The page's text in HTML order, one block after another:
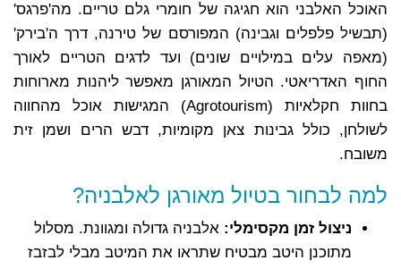
האוכל האלבני הוא חגיגה של חומרי גלם טריים. מה'פרגס'
(תבשיל פלפלים וגבינה) המפורסם של טירנה, דרך ה'בירק'
(מאפה עלים במילויים שונים) ועד לדגים הטריים לאורך
החוף האדריאטי. הטיול המאורגן מאפשר ליהנות מארוחות
בחוות חקלאיות (Agrotourism) המגישות אוכל מהחווה
לשולחן, כולל גבינות צאן מקומיות, דבש הרים ושמן זית
משובח.
למה לבחור בטיול מאורגן לאלבניה?
ניצול זמן מקסימלי: אלבניה גדולה ומגוונת. מסלול
מתוכנן היטב מבטיח שתראו את המיטב מבלי לבזבז